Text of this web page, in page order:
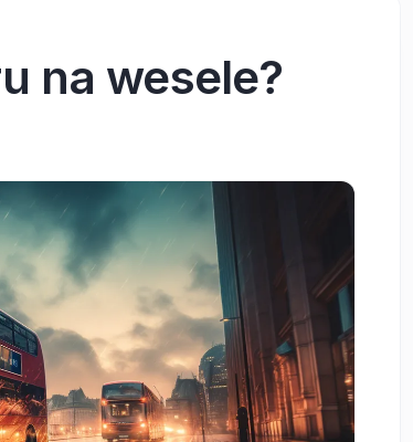
na wesele?